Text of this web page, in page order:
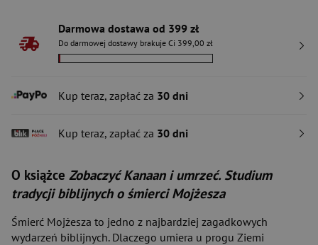
Darmowa dostawa od 399 zł
Do darmowej dostawy brakuje Ci 399,00 zł
Kup teraz, zapłać za 30 dni
Kup teraz, zapłać za 30 dni
O książce Zobaczyć Kanaan i umrzeć. Studium
tradycji biblijnych o śmierci Mojżesza
Śmierć Mojżesza to jedno z najbardziej zagadkowych
wydarzeń biblijnych. Dlaczego umiera u progu Ziemi